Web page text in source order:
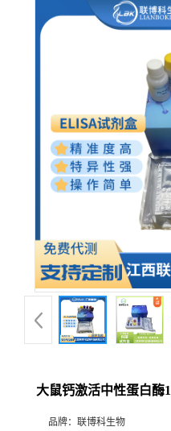
大鼠钙激活中性蛋白酶
品牌： 联博科生物